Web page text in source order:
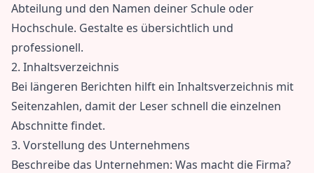
Abteilung und den Namen deiner Schule oder
Hochschule. Gestalte es übersichtlich und
professionell.
2. Inhaltsverzeichnis
Bei längeren Berichten hilft ein Inhaltsverzeichnis mit
Seitenzahlen, damit der Leser schnell die einzelnen
Abschnitte findet.
3. Vorstellung des Unternehmens
Beschreibe das Unternehmen: Was macht die Firma?